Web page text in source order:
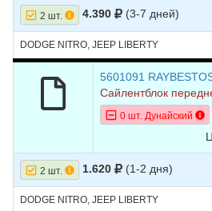
2 шт. 4.390 (3-7 дней)
DODGE NITRO, JEEP LIBERTY
5601091
Сайлентблок
0 шт. Дунайский
2 шт. 1.620 (1-2 дня)
DODGE NITRO, JEEP LIBERTY